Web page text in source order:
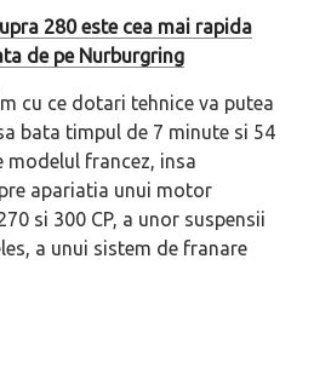
280 este cea mai rapida
de pe Nurburgring
cu ce dotari tehnice va putea
bata timpul de 7 minute si 54
modelul francez, insa
apariatia unui motor
si 300 CP, a unor suspensii
a unui sistem de franare